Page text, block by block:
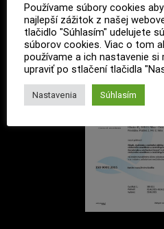
Používame súbory cookies
najlepší zážitok z našej
tlačidlo "Súhlasím" udelujete
súborov cookies. Viac o tom
používame a ich nastavenie
upraviť po stlačení tlačidla
Nastavenia Súhlasím